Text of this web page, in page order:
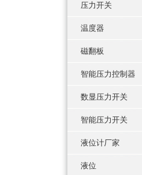
压力开关
温度器
磁翻板
智能压力控制器
数显压力开关
智能压力开关
液位计厂家
液位